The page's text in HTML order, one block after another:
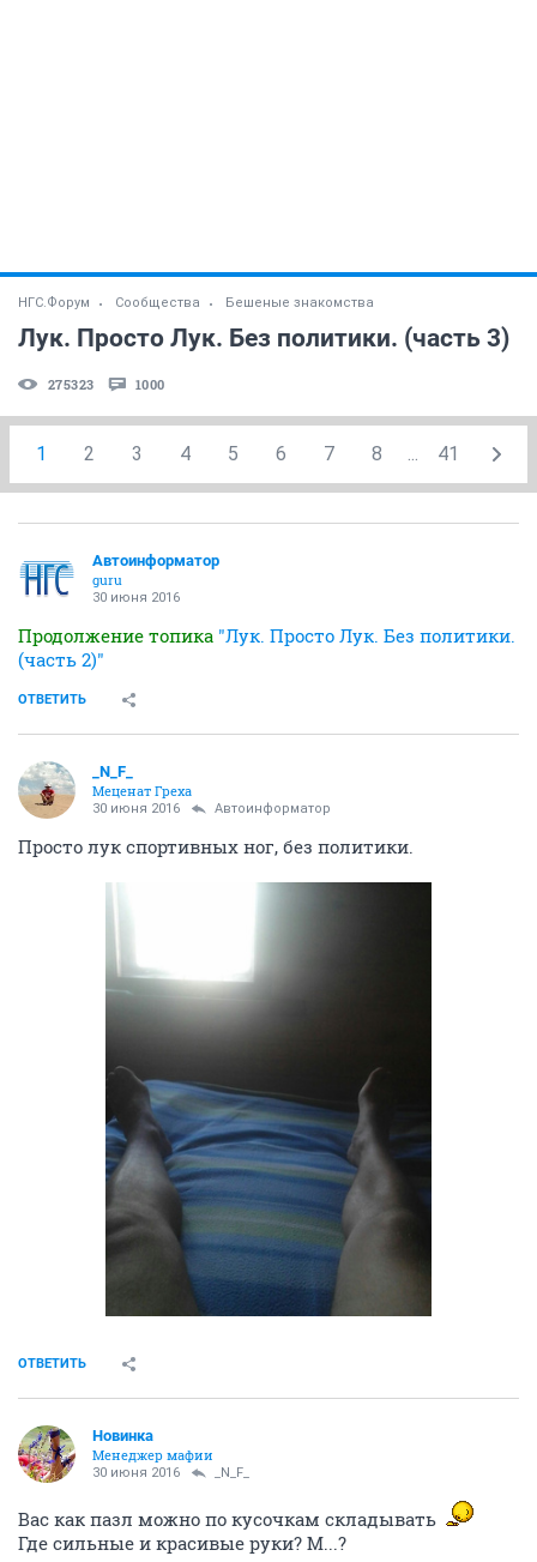
НГС.Форум Сообщества Бешеные знакомства
Лук. Просто Лук. Без политики. (часть 3)
275323 1000
1 2 3 4 5 6 7 8 41
Автоинформатор
guru
30 июня 2016
Продолжение топика "Лук. Просто Лук. Без политики.
(часть 2)"
ОТВЕТИТЬ
_N_F_
Меценат Греха
30 июня 2016 Автоинформатор
Просто лук спортивных ног, без политики.
ОТВЕТИТЬ
Новинка
Менеджер мафии
30 июня 2016 _N_F_
Вас как пазл можно по кусочкам складывать
Где сильные и красивые руки? М...?